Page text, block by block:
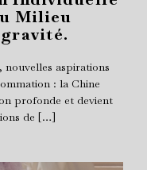
Milieu
nouvelles aspirations
: la Chine
profonde et devient
de […]